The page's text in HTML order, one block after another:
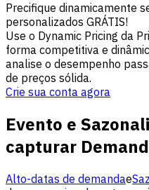
Precifique dinamicamente
personalizados GRÁTIS!
Use o Dynamic Pricing da
forma competitiva e
analise o desempenho
de preços sólida.
Crie sua conta agora
Evento e
capturar
Alto-datas de demandae